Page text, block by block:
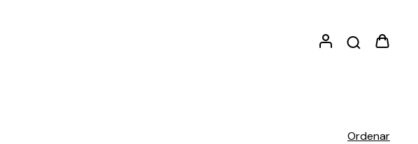
Ordenar